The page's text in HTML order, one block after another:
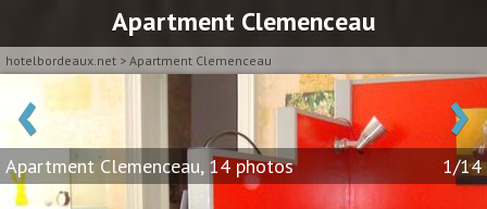
Apartment Clemenceau
hotelbordeaux.net > Apartment Clemenceau
‹ ›
Apartment Clemenceau, 14 photos 1/14